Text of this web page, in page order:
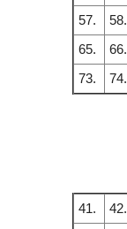
57.
58.
65.
66.
73.
74.
41. 42.